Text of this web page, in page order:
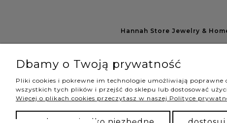
Hannah Store Jewelry &
Dbamy o Twoją prywatność
Pliki cookies i pokrewne im technologie umożliwiają
wszystkich tych plików i przejść do sklepu lub dostosować
Więcej o plikach cookies przeczytasz w naszej Polityce